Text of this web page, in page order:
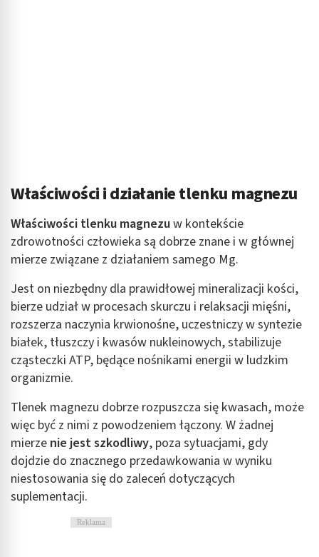
Właściwości i działanie tlenku magnezu
Właściwości tlenku magnezuw kontekście
zdrowotności człowieka są dobrze znane i w głównej
mierze związane z działaniem samego Mg.
Jest on niezbędny dla prawidłowej mineralizacji kości,
bierze udział w procesach skurczu i relaksacji mięśni,
rozszerza naczynia krwionośne, uczestniczy w syntezie
białek, tłuszczy i kwasów nukleinowych, stabilizuje
cząsteczki ATP, będące nośnikami energii w ludzkim
organizmie.
Tlenek magnezu dobrze rozpuszcza się kwasach, może
więc być z nimi z powodzeniem łączony. W żadnej
mierze nie jest szkodliwy, poza sytuacjami, gdy
dojdzie do znacznego przedawkowania w wyniku
niestosowania się do zaleceń dotyczących
suplementacji.
Reklama